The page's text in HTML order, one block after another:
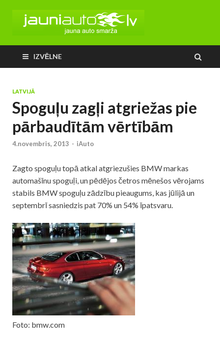
IZVĒLNE
LATVIJĀ
Spoguļu zagļi atgriežas pie
pārbaudītām vērtībām
4.novembris, 2013 - iAuto
Zagto spoguļu topā atkal atgriezušies BMW markas
automašīnu spoguļi, un pēdējos četros mēnešos vērojams
stabils BMW spoguļu zādzību pieaugums, kas jūlijā un
septembrī sasniedzis pat 70% un 54% īpatsvaru.
Foto: bmw.com